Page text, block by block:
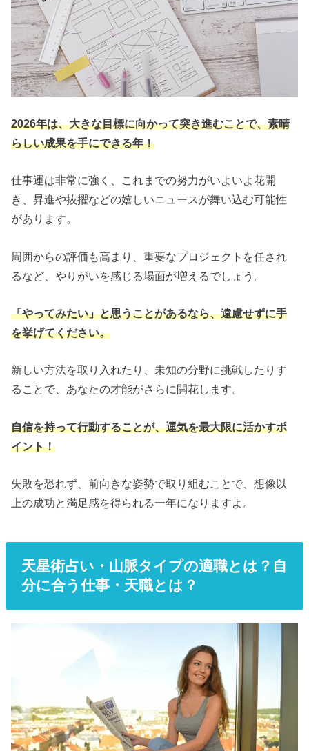
2026年は、大きな目標に向かって突き進むことで、素晴
らしい成果を手にできる年！
仕事運は非常に強く、これまでの努力がいよいよ花開
き、昇進や抜擢などの嬉しいニュースが舞い込む可能性
があります。
周囲からの評価も高まり、重要なプロジェクトを任され
るなど、やりがいを感じる場面が増えるでしょう。
「やってみたい」と思うことがあるなら、遠慮せずに手
を挙げてください。
新しい方法を取り入れたり、未知の分野に挑戦したりす
ることで、あなたの才能がさらに開花します。
自信を持って行動することが、運気を最大限に活かすポ
イント！
失敗を恐れず、前向きな姿勢で取り組むことで、想像以
上の成功と満足感を得られる一年になりますよ。
天星術占い・山脈タイプの適職とは？自
分に合う仕事・天職とは？